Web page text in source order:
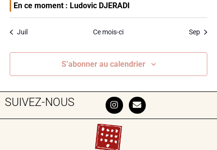
En ce moment : Ludovic DJERADI
Juil Ce mois-ci Sep
S’abonner au calendrier
SUIVEZ-NOUS